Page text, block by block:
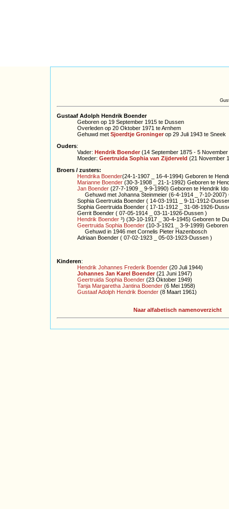
Gustaaf Adolph Hendrik Boender
Geboren op 19 September 1915 te Dussen
Overleden op 20 Oktober 1971 te Arnhem
Gehuwd met Sjoerdtje Groninger op 29 Juli 1943 te Sneek
Ouders:
Vader: Hendrik Boender (14 September 1875 - 5
Moeder: Geertruida Sophia van Zijderveld (21 November
Broers / zusters:
Hendrika Boender(24-1-1907 _ 16-4-1994) Geboren te
Marianne Boender (30-3-1908 _ 21-1-1992) Geboren te
Jan Boender (27-7-1909 _ 9-9-1990) Geboren te Hendrik
Gehuwd met Johanna Steinmeier (6-4-1914 _ 7-10-2007)
Sophia Geertruida Boender ( 14-03-1911 _ 9-11-1912-
Sophia Geertruida Boender ( 17-11-1912 _ 31-08-1926-
Gerrit Boender ( 07-05-1914 _ 03-11-1926-Dussen )
Hendrik Boender ³) (30-10-1917 _ 30-4-1945) Geboren te
Geertruida Sophia Boender (10-3-1921 _ 3-9-1999)
Gehuwd in 1946 met Cornelis Pieter Hazenbosch
Adriaan Boender ( 07-02-1923 _ 05-03-1923-Dussen )
Kinderen:
Hendrik Johannes Frederik Boender (20 Juli 1944)
Johannes Jan Karel Boender(21 Juni 1947)
Geertruida Sophia Boender (23 Oktober 1949)
Tanja Margaretha Jantina Boender (6 Mei 1958)
Gustaaf Adolph Hendrik Boender (8 Maart 1961)
Naar alfabetisch namenoverzicht